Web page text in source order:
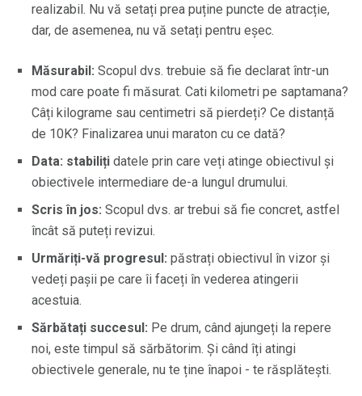
realizabil. Nu vă setați prea puține puncte de atracție,
dar, de asemenea, nu vă setați pentru eșec.
Măsurabil: Scopul dvs. trebuie să fie declarat într-un
mod care poate fi măsurat. Cati kilometri pe saptamana?
Câți kilograme sau centimetri să pierdeți? Ce distanță
de 10K? Finalizarea unui maraton cu ce dată?
Data: stabiliți datele prin care veți atinge obiectivul și
obiectivele intermediare de-a lungul drumului.
Scris în jos: Scopul dvs. ar trebui să fie concret, astfel
încât să puteți revizui.
Urmăriți-vă progresul: păstrați obiectivul în vizor și
vedeți pașii pe care îi faceți în vederea atingerii
acestuia.
Sărbătați succesul: Pe drum, când ajungeți la repere
noi, este timpul să sărbătorim. Și când îți atingi
obiectivele generale, nu te ține înapoi - te răsplătești.